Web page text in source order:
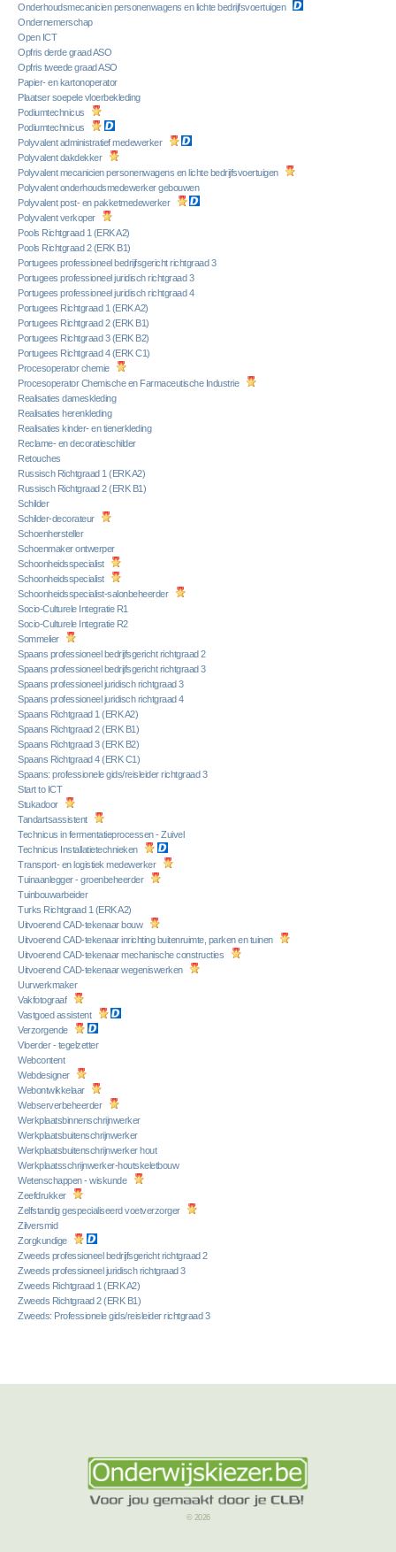
Onderhoudsmecanicien personenwagens en lichte bedrijfsvoertuigen
Ondernemerschap
Open ICT
Opfris derde graad ASO
Opfris tweede graad ASO
Papier- en kartonoperator
Plaatser soepele vloerbekleding
Podiumtechnicus
Podiumtechnicus
Polyvalent administratief medewerker
Polyvalent dakdekker
Polyvalent mecanicien personenwagens en lichte bedrijfsvoertuigen
Polyvalent onderhoudsmedewerker gebouwen
Polyvalent post- en pakketmedewerker
Polyvalent verkoper
Pools Richtgraad 1 (ERK A2)
Pools Richtgraad 2 (ERK B1)
Portugees professioneel bedrijfsgericht richtgraad 3
Portugees professioneel juridisch richtgraad 3
Portugees professioneel juridisch richtgraad 4
Portugees Richtgraad 1 (ERK A2)
Portugees Richtgraad 2 (ERK B1)
Portugees Richtgraad 3 (ERK B2)
Portugees Richtgraad 4 (ERK C1)
Procesoperator chemie
Procesoperator Chemische en Farmaceutische Industrie
Realisaties dameskleding
Realisaties herenkleding
Realisaties kinder- en tienerkleding
Reclame- en decoratieschilder
Retouches
Russisch Richtgraad 1 (ERK A2)
Russisch Richtgraad 2 (ERK B1)
Schilder
Schilder-decorateur
Schoenhersteller
Schoenmaker ontwerper
Schoonheidsspecialist
Schoonheidsspecialist
Schoonheidsspecialist-salonbeheerder
Socio-Culturele Integratie R1
Socio-Culturele Integratie R2
Sommelier
Spaans professioneel bedrijfsgericht richtgraad 2
Spaans professioneel bedrijfsgericht richtgraad 3
Spaans professioneel juridisch richtgraad 3
Spaans professioneel juridisch richtgraad 4
Spaans Richtgraad 1 (ERK A2)
Spaans Richtgraad 2 (ERK B1)
Spaans Richtgraad 3 (ERK B2)
Spaans Richtgraad 4 (ERK C1)
Spaans: professionele gids/reisleider richtgraad 3
Start to ICT
Stukadoor
Tandartsassistent
Technicus in fermentatieprocessen - Zuivel
Technicus Installatietechnieken
Transport- en logistiek medewerker
Tuinaanlegger - groenbeheerder
Tuinbouwarbeider
Turks Richtgraad 1 (ERK A2)
Uitvoerend CAD-tekenaar bouw
Uitvoerend CAD-tekenaar inrichting buitenruimte, parken en tuinen
Uitvoerend CAD-tekenaar mechanische constructies
Uitvoerend CAD-tekenaar wegeniswerken
Uurwerkmaker
Vakfotograaf
Vastgoed assistent
Verzorgende
Vloerder - tegelzetter
Webcontent
Webdesigner
Webontwikkelaar
Webserverbeheerder
Werkplaatsbinnenschrijnwerker
Werkplaatsbuitenschrijnwerker
Werkplaatsbuitenschrijnwerker hout
Werkplaatsschrijnwerker-houtskeletbouw
Wetenschappen - wiskunde
Zeefdrukker
Zelfstandig gespecialiseerd voetverzorger
Zilversmid
Zorgkundige
Zweeds professioneel bedrijfsgericht richtgraad 2
Zweeds professioneel juridisch richtgraad 3
Zweeds Richtgraad 1 (ERK A2)
Zweeds Richtgraad 2 (ERK B1)
Zweeds: Professionele gids/reisleider richtgraad 3
© 2026